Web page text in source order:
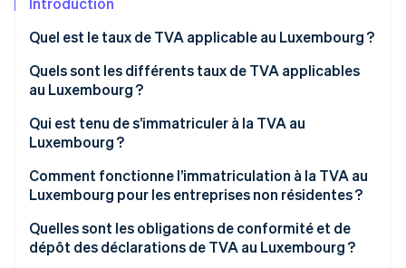
Découvrez comment Stripe construit l’infrastructure
Regarder la vidéo
Quel est le taux de TVA applicable au Luxembourg ?
Quels sont les différents taux de TVA applicables
au Luxembourg ?
Taux de TVA réduit de 14 %
Taux de TVA réduit de 8 %
Taux de TVA super réduit de 3 %
Taux zéro
Activités exonérées de TVA
Qui est tenu de s’immatriculer à la TVA au
Luxembourg ?
Comment fonctionne l’immatriculation à la TVA au
Luxembourg pour les entreprises non résidentes ?
Quelles sont les obligations de conformité et de
dépôt des déclarations de TVA au Luxembourg ?